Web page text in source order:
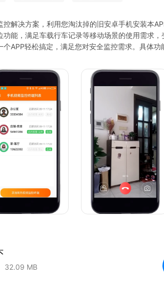
解决方案，利用您淘汰掉的旧安卓手机安装本
能，满足车载行车记录等移动场景的使用需求
APP轻松搞定，满足您对安全监控需求。具体功
频画面；
刷新位置）;
装使用过程中的问题。
32.09 MB